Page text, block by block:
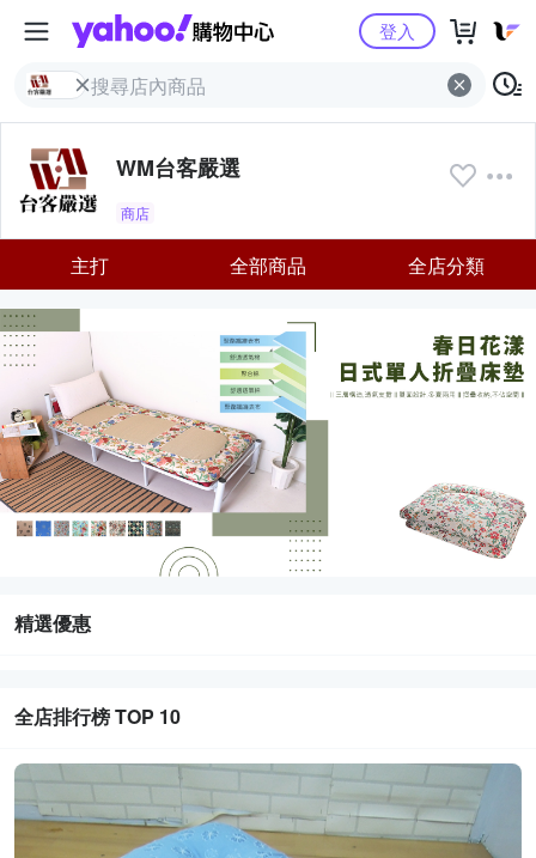
Yahoo購物中心
登入
WM台客嚴選
商店
主打 全部商品 全店分類
精選優惠
全店排行榜 TOP 10